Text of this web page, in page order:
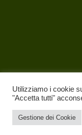
Utilizziamo i cookie
"Accetta tutti"
Gestione dei Cookie